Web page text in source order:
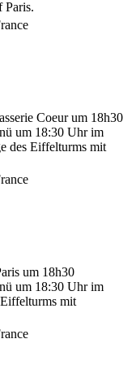
Paris.
Coeur um 18h30
um 18:30 Uhr im
des Eiffelturms mit
um 18h30
um 18:30 Uhr im
mit